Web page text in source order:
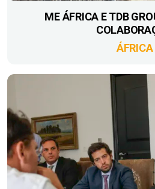
ME ÁFRICA E TDB
ÁFRICA